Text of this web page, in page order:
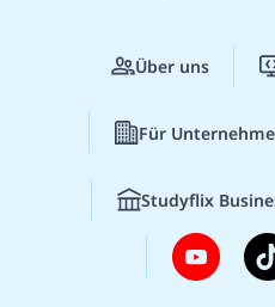
Über uns
Für
Studyflix